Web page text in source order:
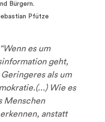
Bürgern.
Pfütze
es um
geht,
als um
Wie es
Menschen
anstatt